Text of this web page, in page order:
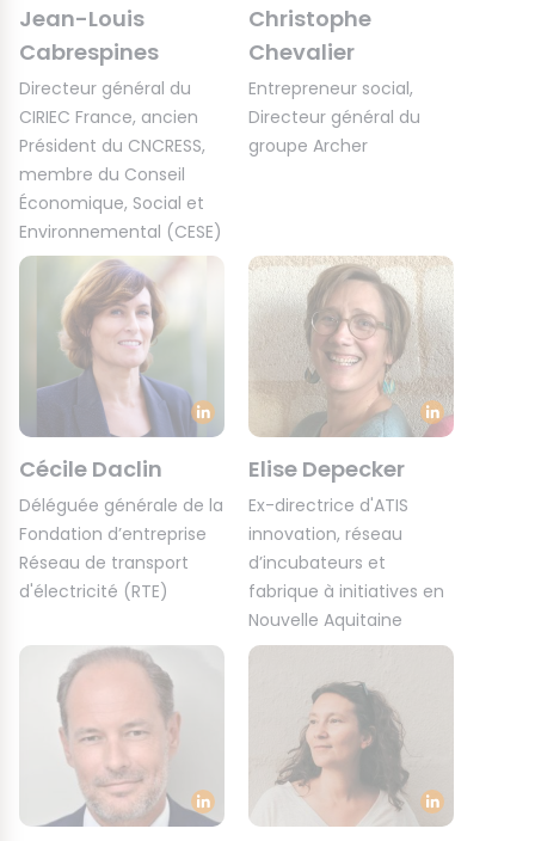
Jean-Louis
Cabrespines
Directeur général du
CIRIEC France, ancien
Président du CNCRESS,
membre du Conseil
Économique, Social et
Environnemental (CESE)
Christophe
Chevalier
Entrepreneur social,
Directeur général du
groupe Archer
Cécile Daclin
Déléguée générale de la
Fondation d’entreprise
Réseau de transport
d'électricité (RTE)
Elise Depecker
Ex-directrice d'ATIS
innovation, réseau
d’incubateurs et
fabrique à initiatives en
Nouvelle Aquitaine